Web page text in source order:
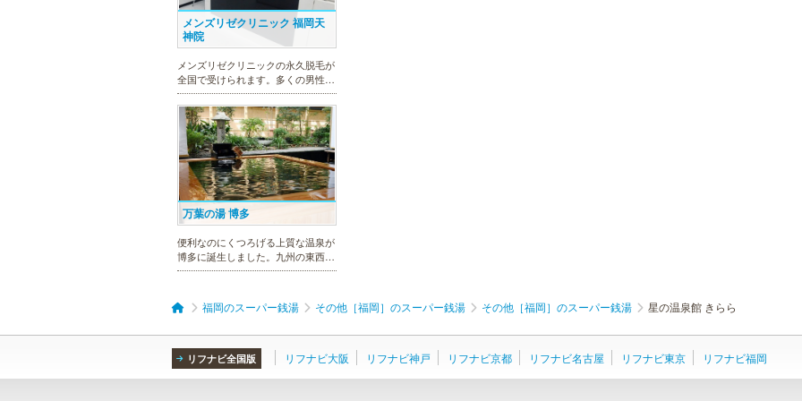
メンズリゼクリニック 福岡天
神院
メンズリゼクリニックの永久脱毛が
全国で受けられます。多くの男性患
者様にご支持頂き、新宿1院から始
まったメンズリゼクリニックが、現
在では提携院含め全国10院を展開す
るクリニックになりました。
万葉の湯 博多
便利なのにくつろげる上質な温泉が
博多に誕生しました。九州の東西を
代表する名湯、大分・由布院と佐
温泉を、高級旅館のような空間で、
手軽にお楽しみいただけます。
福岡のスーパー銭湯 その他［福岡］のスーパー銭湯 その他［福岡］のスーパー銭湯 星の温泉館 きらら
リフナビ全国版 リフナビ大阪 リフナビ神戸 リフナビ京都 リフナビ名古屋 リフナビ東京 リフナビ福岡